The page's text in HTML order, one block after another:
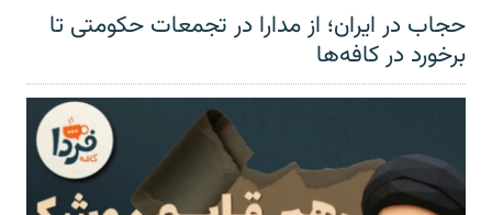
حجاب در ایران؛ از مدارا در تجمعات حکومتی تا
برخورد در کافه‌ها